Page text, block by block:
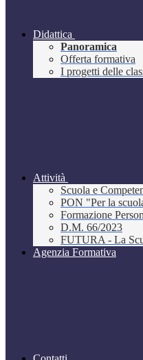
Didattica
Panoramica
Offerta formativa
I progetti delle
Attività
Scuola e
PON "Per la
Formazione
D.M. 66/2023
FUTURA - La
Agenzia Formativa